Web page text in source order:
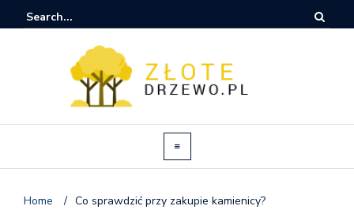
Home / Co sprawdzić przy zakupie kamienicy?